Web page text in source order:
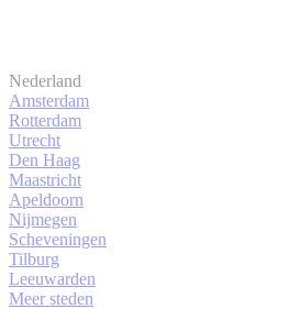
Nederland
Amsterdam
Rotterdam
Utrecht
Den Haag
Maastricht
Apeldoorn
Nijmegen
Scheveningen
Tilburg
Leeuwarden
Meer steden